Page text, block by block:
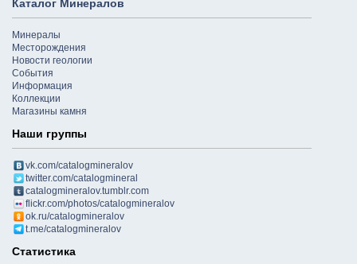
Каталог Минералов
Минералы
Месторождения
Новости геологии
События
Информация
Коллекции
Магазины камня
Наши группы
vk.com/catalogmineralov
twitter.com/catalogmineral
catalogmineralov.tumblr.com
flickr.com/photos/catalogmineralov
ok.ru/catalogmineralov
t.me/catalogmineralov
Статистика